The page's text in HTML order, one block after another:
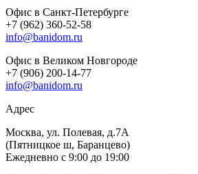
Офис в Санкт-Петербурге
+7 (962) 360-52-58
info@banidom.ru
Офис в Великом Новгороде
+7 (906) 200-14-77
info@banidom.ru
Адрес
Москва, ул. Полевая, д.7А
(Пятницкое ш, Баранцево)
Ежедневно с 9:00 до 19:00